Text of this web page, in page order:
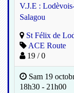
V.J.E :
Salagou
St Félix de
ACE Route
19 / 0
Sam 19
18h30 - 21h00